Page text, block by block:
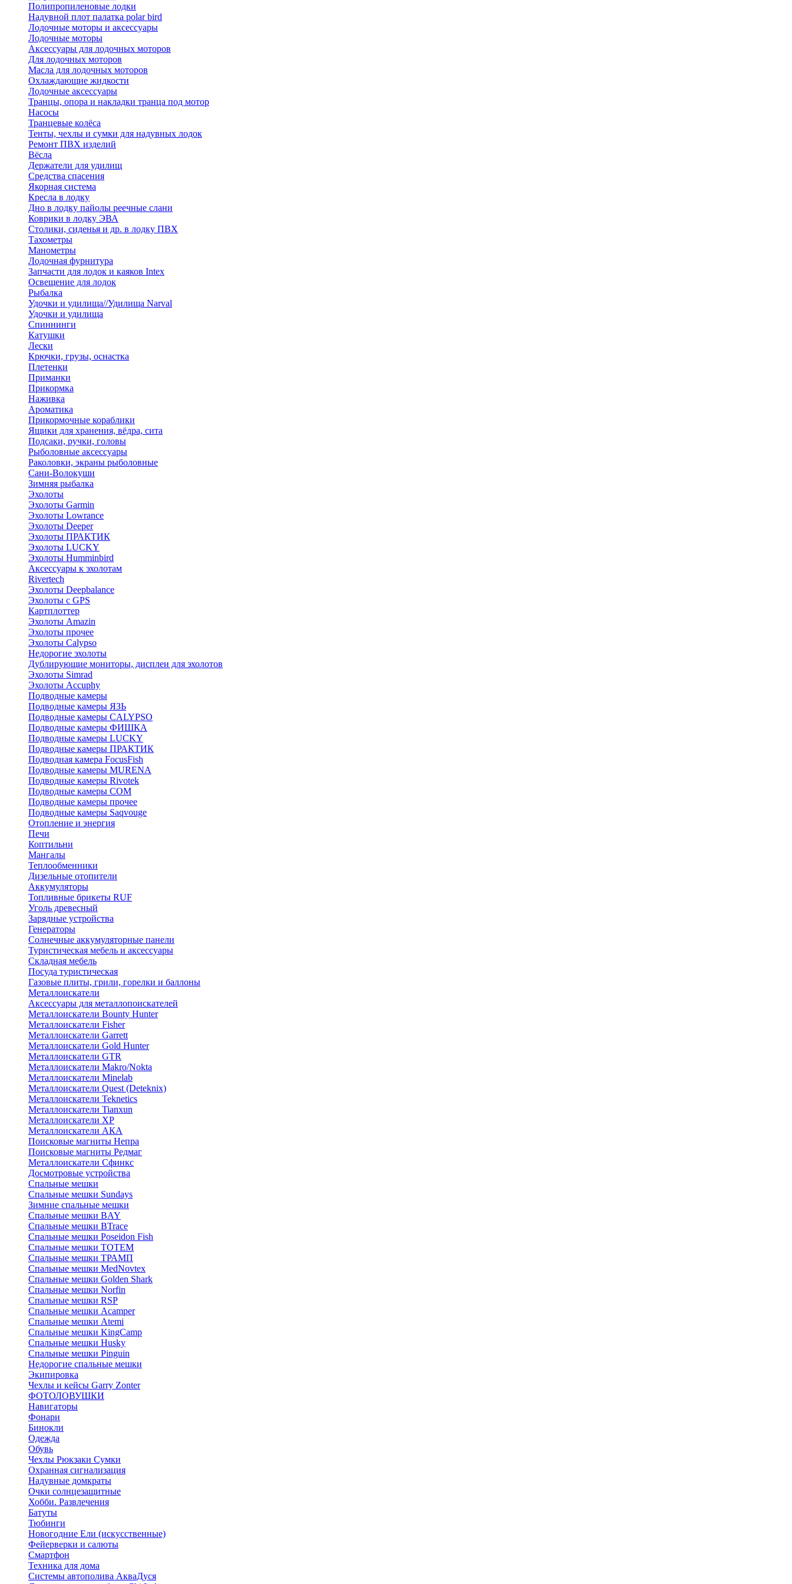
Полипропиленовые лодки
Надувной плот палатка polar bird
Лодочные моторы и аксессуары
Лодочные моторы
Аксессуары для лодочных моторов
Для лодочных моторов
Масла для лодочных моторов
Охлаждающие жидкости
Лодочные аксессуары
Транцы, опора и накладки транца под мотор
Насосы
Транцевые колёса
Тенты, чехлы и сумки для надувных лодок
Ремонт ПВХ изделий
Вёсла
Держатели для удилищ
Средства спасения
Якорная система
Кресла в лодку
Дно в лодку пайолы реечные слани
Коврики в лодку ЭВА
Столики, сиденья и др. в лодку ПВХ
Тахометры
Манометры
Лодочная фурнитура
Запчасти для лодок и каяков Intex
Освещение для лодок
Рыбалка
Удочки и удилища//Удилища Narval
Удочки и удилища
Спиннинги
Катушки
Лески
Крючки, грузы, оснастка
Плетенки
Приманки
Прикормка
Наживка
Ароматика
Прикормочные кораблики
Ящики для хранения, вёдра, сита
Подсаки, ручки, головы
Рыболовные аксессуары
Раколовки, экраны рыболовные
Сани-Волокуши
Зимняя рыбалка
Эхолоты
Эхолоты Garmin
Эхолоты Lowrance
Эхолоты Deeper
Эхолоты ПРАКТИК
Эхолоты LUCKY
Эхолоты Humminbird
Аксессуары к эхолотам
Rivertech
Эхолоты Deepbalance
Эхолоты с GPS
Картплоттер
Эхолоты Amazin
Эхолоты прочее
Эхолоты Calypso
Недорогие эхолоты
Дублирующие мониторы, дисплеи для эхолотов
Эхолоты Simrad
Эхолоты Accuphy
Подводные камеры
Подводные камеры ЯЗЬ
Подводные камеры CALYPSO
Подводные камеры ФИШКА
Подводные камеры LUCKY
Подводные камеры ПРАКТИК
Подводная камера FocusFish
Подводные камеры MURENA
Подводные камеры Rivotek
Подводные камеры СОМ
Подводные камеры прочее
Подводные камеры Saqvouge
Отопление и энергия
Печи
Коптильни
Мангалы
Теплообменники
Дизельные отопители
Аккумуляторы
Топливные брикеты RUF
Уголь древесный
Зарядные устройства
Генераторы
Солнечные аккумуляторные панели
Туристическая мебель и аксессуары
Складная мебель
Посуда туристическая
Газовые плиты, грили, горелки и баллоны
Металлоискатели
Аксессуары для металлопоискателей
Металлоискатели Bounty Hunter
Металлоискатели Fisher
Металлоискатели Garrett
Металлоискатели Gold Hunter
Металлоискатели GTR
Металлоискатели Makro/Nokta
Металлоискатели Minelab
Металлоискатели Quest (Deteknix)
Металлоискатели Teknetics
Металлоискатели Tianxun
Металлоискатели XP
Металлоискатели АКА
Поисковые магниты Непра
Поисковые магниты Редмаг
Металлоискатели Сфинкс
Досмотровые устройства
Спальные мешки
Спальные мешки Sundays
Зимние спальные мешки
Спальные мешки BAY
Спальные мешки BTrace
Спальные мешки Poseidon Fish
Спальные мешки ТОТЕМ
Спальные мешки ТРАМП
Cпальные мешки MedNovtex
Спальные мешки Golden Shark
Спальные мешки Norfin
Спальные мешки RSP
Спальные мешки Acamper
Спальные мешки Atemi
Спальные мешки KingCamp
Спальные мешки Husky
Спальные мешки Pinguin
Недорогие спальные мешки
Экипировка
Чехлы и кейсы Garry Zonter
ФОТОЛОВУШКИ
Навигаторы
Фонари
Бинокли
Одежда
Обувь
Чехлы Рюкзаки Сумки
Охранная сигнализация
Надувные домкраты
Очки солнцезащитные
Хобби. Развлечения
Батуты
Тюбинги
Новогодние Ели (искусственные)
Фейерверки и салюты
Смартфон
Техника для дома
Системы автополива АкваДуся